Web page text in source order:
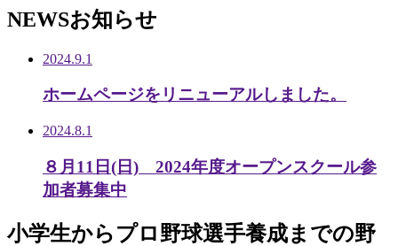
NEWSお知らせ
2024.9.1
ホームページをリニューアルしました。
2024.8.1
８月11日(日) 2024年度オープンスクール参
加者募集中
小学生からプロ野球選手養成までの野